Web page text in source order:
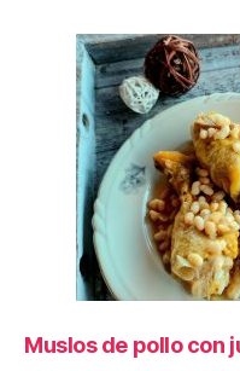
Muslos de pollo con